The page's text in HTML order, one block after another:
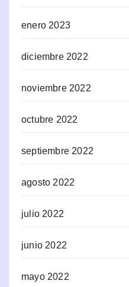
enero 2023
diciembre 2022
noviembre 2022
octubre 2022
septiembre 2022
agosto 2022
julio 2022
junio 2022
mayo 2022